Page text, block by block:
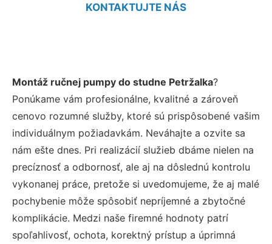
KONTAKTUJTE NÁS
Montáž ručnej pumpy do studne Petržalka?
Ponúkame vám profesionálne, kvalitné a zároveň
cenovo rozumné služby, ktoré sú prispôsobené vašim
individuálnym požiadavkám. Neváhajte a ozvite sa
nám ešte dnes. Pri realizácií služieb dbáme nielen na
precíznosť a odbornosť, ale aj na dôslednú kontrolu
vykonanej práce, pretože si uvedomujeme, že aj malé
pochybenie môže spôsobiť nepríjemné a zbytočné
komplikácie. Medzi naše firemné hodnoty patrí
spoľahlivosť, ochota, korektný prístup a úprimná